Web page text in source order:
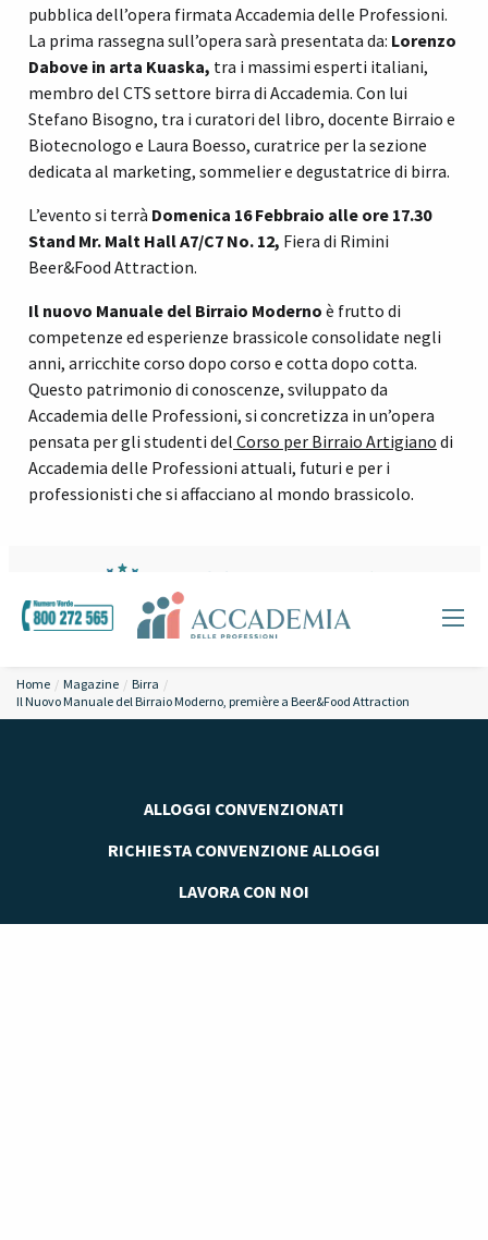
Home Magazine
Birra
Il Nuovo Manuale del Birraio Moderno, première a Beer&Food Attraction
pubblica dell’opera firmata Accademia delle Professioni.
La prima rassegna sull’opera sarà presentata da: Lorenzo
Dabove in arta Kuaska, tra i massimi esperti italiani,
membro del CTS settore birra di Accademia. Con lui
Stefano Bisogno, tra i curatori del libro, docente Birraio e
Biotecnologo e Laura Boesso, curatrice per la sezione
dedicata al marketing, sommelier e degustatrice di birra.
L’evento si terrà Domenica 16 Febbraio alle ore 17.30
Stand Mr. Malt Hall A7/C7 No. 12, Fiera di Rimini
Beer&Food Attraction.
Il nuovo Manuale del Birraio Moderno è frutto di
competenze ed esperienze brassicole consolidate negli
anni, arricchite corso dopo corso e cotta dopo cotta.
Questo patrimonio di conoscenze, sviluppato da
Accademia delle Professioni, si concretizza in un’opera
pensata per gli studenti del Corso per Birraio Artigiano di
Accademia delle Professioni attuali, futuri e per i
professionisti che si affacciano al mondo brassicolo.
ALLOGGI CONVENZIONATI
RICHIESTA CONVENZIONE ALLOGGI
LAVORA CON NOI